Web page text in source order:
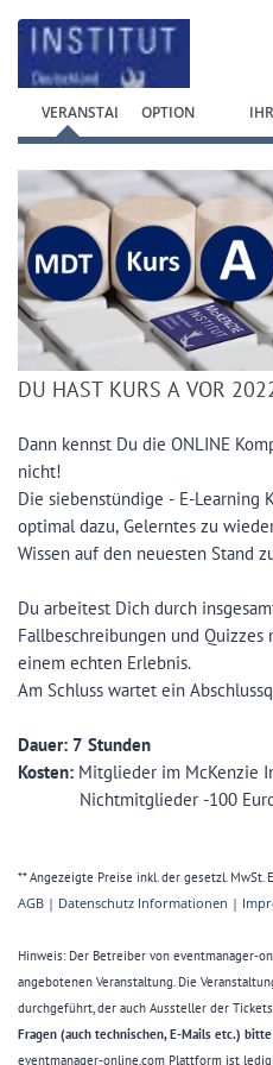
VERANSTALTUNGOPTION
DU HAST KURS A VOR
Dann kennst Du die ONLINE
nicht!
Die siebenstündige - E-Learning
optimal dazu, Gelerntes zu
Wissen auf den neuesten Stand
Du arbeitest Dich durch
Fallbeschreibungen und Quizzes
einem echten Erlebnis.
Am Schluss wartet ein
Dauer: 7 Stunden
Kosten: Mitglieder im McKenzie
Nichtmitglieder -100
** Angezeigte Preise inkl. der gesetzl. MwSt.
AGB | Datenschutz Informationen |
Hinweis: Der Betreiber von eventmanager-
angebotenen Veranstaltung. Die
durchgeführt, der auch Aussteller der
Fragen (auch technischen, E-Mails etc.)
eventmanager-online.com Plattform ist